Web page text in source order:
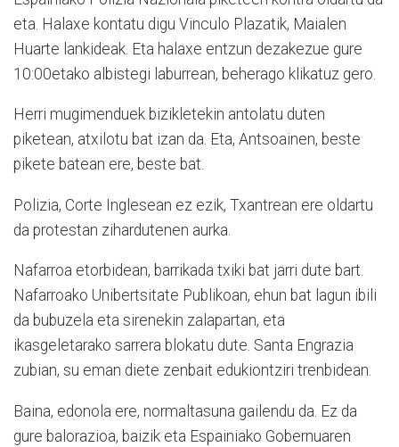
eta. Halaxe kontatu digu Vinculo Plazatik, Maialen
Huarte lankideak. Eta halaxe entzun dezakezue gure
10:00etako albistegi laburrean, beherago klikatuz gero.
Herri mugimenduek bizikletekin antolatu duten
piketean, atxilotu bat izan da. Eta, Antsoainen, beste
pikete batean ere, beste bat.
Polizia, Corte Inglesean ez ezik, Txantrean ere oldartu
da protestan zihardutenen aurka.
Nafarroa etorbidean, barrikada txiki bat jarri dute bart.
Nafarroako Unibertsitate Publikoan, ehun bat lagun ibili
da bubuzela eta sirenekin zalapartan, eta
ikasgeletarako sarrera blokatu dute. Santa Engrazia
zubian, su eman diete zenbait edukiontziri trenbidean.
Baina, edonola ere, normaltasuna gailendu da. Ez da
gure balorazioa, baizik eta Espainiako Gobernuaren